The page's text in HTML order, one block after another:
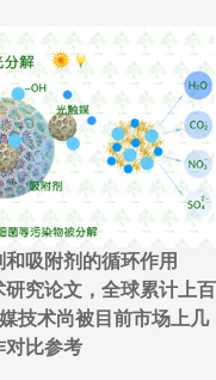
吸附剂的循环作用
究论文，全球累计上百
技术尚被目前市场上几
对比参考